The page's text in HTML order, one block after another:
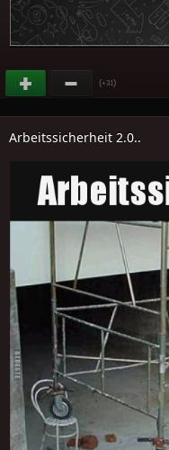
(+31)
Arbeitssicherheit 2.0..